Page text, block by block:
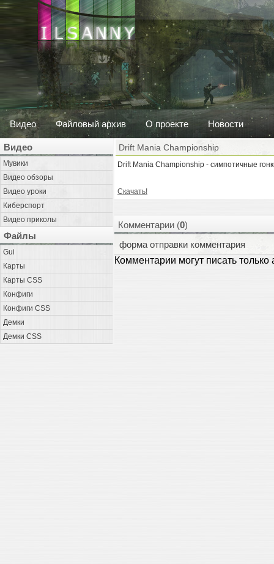
Видео Файловый архив О проекте Новости
Видео
Мувики
Видео обзоры
Видео уроки
Киберспорт
Видео приколы
Файлы
Gui
Карты
Карты CSS
Конфиги
Конфиги CSS
Демки
Демки CSS
Drift Mania Championship
Drift Mania Championship - симпотичные
Скачать!
Комментарии (0)
форма отправки комментария
Комментарии могут писать